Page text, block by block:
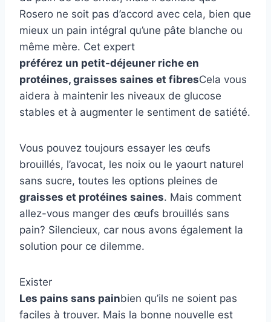
Rosero ne soit pas d’accord avec cela, bien que
mieux un pain intégral qu’une pâte blanche ou
même mère. Cet expert
préférez un petit-déjeuner riche en
protéines, graisses saines et fibresCela vous
aidera à maintenir les niveaux de glucose
stables et à augmenter le sentiment de satiété.
Vous pouvez toujours essayer les œufs
brouillés, l’avocat, les noix ou le yaourt naturel
sans sucre, toutes les options pleines de
graisses et protéines saines. Mais comment
allez-vous manger des œufs brouillés sans
pain? Silencieux, car nous avons également la
solution pour ce dilemme.
Exister
Les pains sans painbien qu’ils ne soient pas
faciles à trouver. Mais la bonne nouvelle est